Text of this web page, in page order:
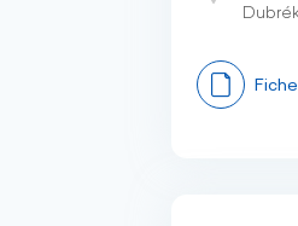
Fiche